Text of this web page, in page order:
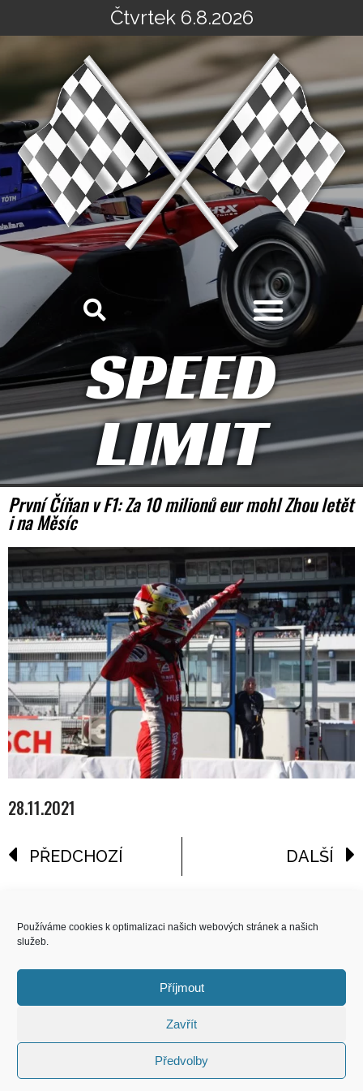
Používáme cookies k optimalizaci našich webových stránek a našich
služeb.
Příjmout
Zavřít
Předvolby
na
Čtvrtek 6.8.2026
SPEED
LIMIT
První Číňan v F1: Za 10 milionů eur mohl Zhou letět
i na Měsíc
28.11.2021
PŘEDCHOZÍ DALŠÍ
COPYRIGHT
© 2026 Speed Limit,
All Rights Reserved